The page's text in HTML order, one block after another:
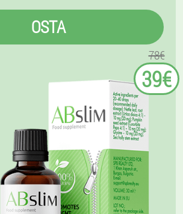
OSTA
78€
39€